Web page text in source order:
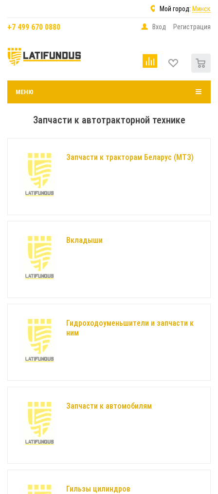
Мой город: Минск
+7 499 670 0880 Вход Регистрация
МЕНЮ
Запчасти к автотракторной технике
Запчасти к тракторам Беларус (МТЗ)
Вкладыши
Гидроходоуменьшители и запчасти к
ним
Запчасти к автомобилям
Гильзы цилиндров